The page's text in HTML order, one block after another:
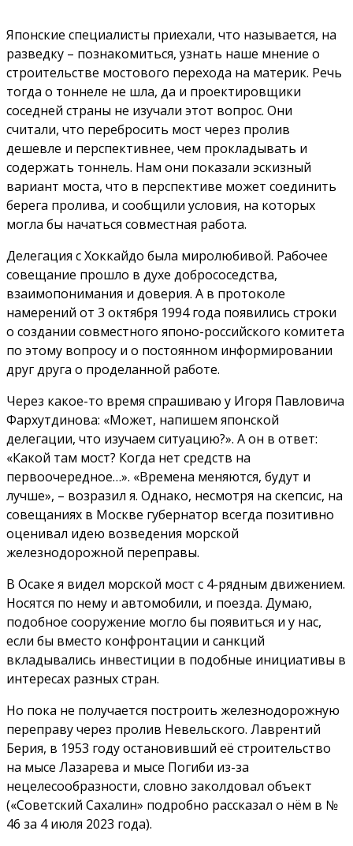
Японские специалисты приехали, что называется, на
разведку – познакомиться, узнать наше мнение о
строительстве мостового перехода на материк. Речь
тогда о тоннеле не шла, да и проектировщики
соседней страны не изучали этот вопрос. Они
считали, что перебросить мост через пролив
дешевле и перспективнее, чем прокладывать и
содержать тоннель. Нам они показали эскизный
вариант моста, что в перспективе может соединить
берега пролива, и сообщили условия, на которых
могла бы начаться совместная работа.
Делегация с Хоккайдо была миролюбивой. Рабочее
совещание прошло в духе добрососедства,
взаимопонимания и доверия. А в протоколе
намерений от 3 октября 1994 года появились строки
о создании совместного японо-российского комитета
по этому вопросу и о постоянном информировании
друг друга о проделанной работе.
Через какое-то время спрашиваю у Игоря Павловича
Фархутдинова: «Может, напишем японской
делегации, что изучаем ситуацию?». А он в ответ:
«Какой там мост? Когда нет средств на
первоочередное…». «Времена меняются, будут и
лучше», – возразил я. Однако, несмотря на скепсис, на
совещаниях в Москве губернатор всегда позитивно
оценивал идею возведения морской
железнодорожной переправы.
В Осаке я видел морской мост с 4-рядным движением.
Носятся по нему и автомобили, и поезда. Думаю,
подобное сооружение могло бы появиться и у нас,
если бы вместо конфронтации и санкций
вкладывались инвестиции в подобные инициативы в
интересах разных стран.
Но пока не получается построить железнодорожную
переправу через пролив Невельского. Лаврентий
Берия, в 1953 году остановивший её строительство
на мысе Лазарева и мысе Погиби из-за
нецелесообразности, словно заколдовал объект
(«Советский Сахалин» подробно рассказал о нём в №
46 за 4 июля 2023 года).